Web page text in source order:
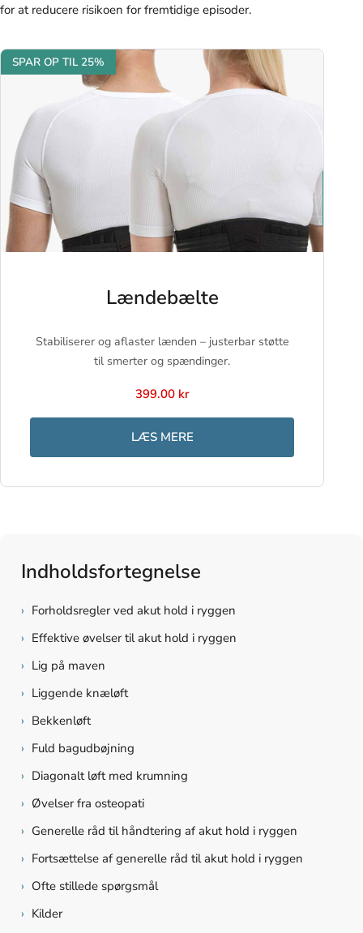
for at reducere risikoen for fremtidige episoder.
SPAR OP TIL 25%
Lændebælte
Stabiliserer og aflaster lænden – justerbar støtte
til smerter og spændinger.
399.00 kr
LÆS MERE
Indholdsfortegnelse
› Forholdsregler ved akut hold i ryggen
› Effektive øvelser til akut hold i ryggen
› Lig på maven
› Liggende knæløft
› Bekkenløft
› Fuld bagudbøjning
› Diagonalt løft med krumning
› Øvelser fra osteopati
› Generelle råd til håndtering af akut hold i ryggen
› Fortsættelse af generelle råd til akut hold i ryggen
› Ofte stillede spørgsmål
› Kilder